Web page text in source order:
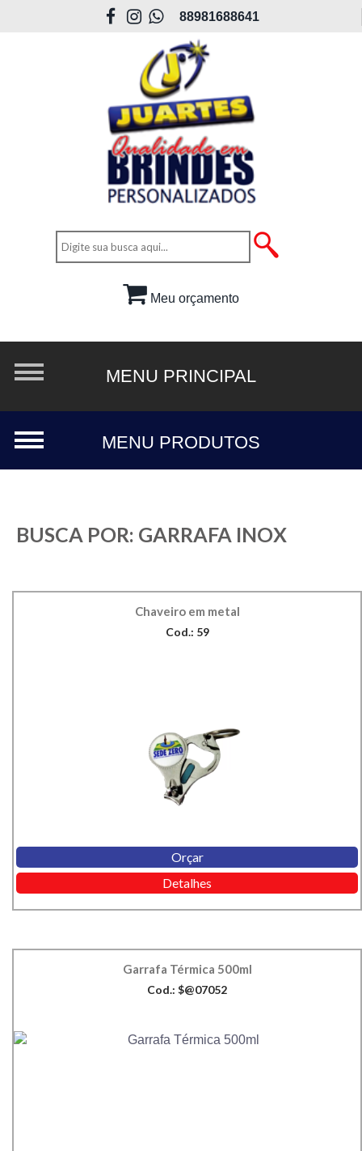
88981688641
Meu orçamento
BUSCA POR: GARRAFA INOX
Chaveiro em metal
Cod.: 59
Orçar
Detalhes
Garrafa Térmica 500ml
Cod.: $@07052